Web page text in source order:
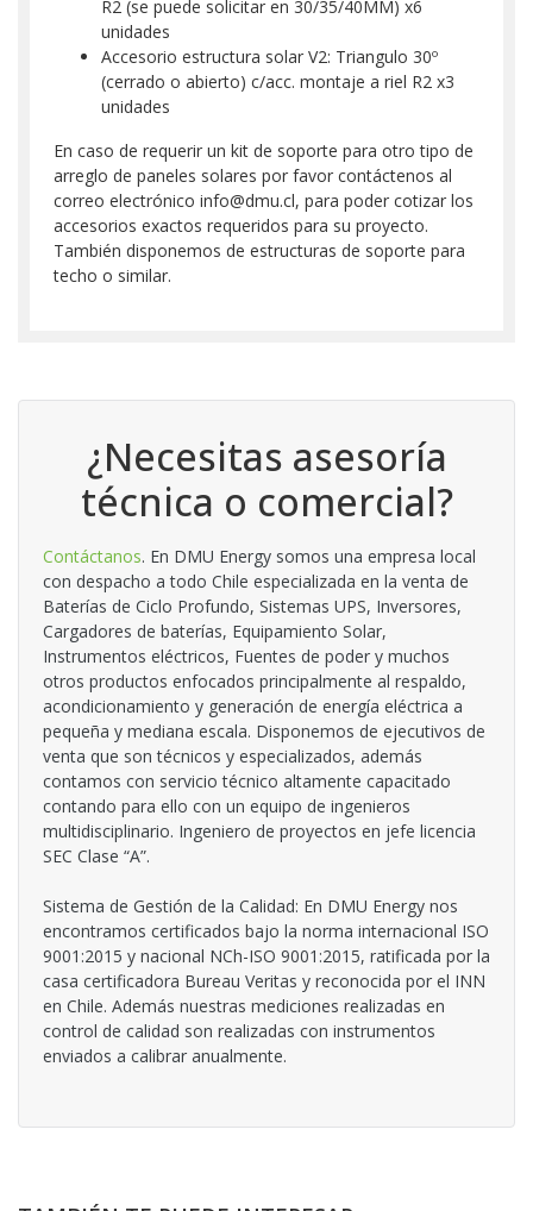
R2 (se puede solicitar en 30/35/40MM) x6
unidades
Accesorio estructura solar V2: Triangulo 30º
(cerrado o abierto) c/acc. montaje a riel R2 x3
unidades
En caso de requerir un kit de soporte para otro tipo de
arreglo de paneles solares por favor contáctenos al
correo electrónico info@dmu.cl, para poder cotizar los
accesorios exactos requeridos para su proyecto.
También disponemos de estructuras de soporte para
techo o similar.
¿Necesitas asesoría
técnica o comercial?
Contáctanos. En DMU Energy somos una empresa local
con despacho a todo Chile especializada en la venta de
Baterías de Ciclo Profundo, Sistemas UPS, Inversores,
Cargadores de baterías, Equipamiento Solar,
Instrumentos eléctricos, Fuentes de poder y muchos
otros productos enfocados principalmente al respaldo,
acondicionamiento y generación de energía eléctrica a
pequeña y mediana escala. Disponemos de ejecutivos de
venta que son técnicos y especializados, además
contamos con servicio técnico altamente capacitado
contando para ello con un equipo de ingenieros
multidisciplinario. Ingeniero de proyectos en jefe licencia
SEC Clase “A”.
Sistema de Gestión de la Calidad: En DMU Energy nos
encontramos certificados bajo la norma internacional ISO
9001:2015 y nacional NCh-ISO 9001:2015, ratificada por la
casa certificadora Bureau Veritas y reconocida por el INN
en Chile. Además nuestras mediciones realizadas en
control de calidad son realizadas con instrumentos
enviados a calibrar anualmente.